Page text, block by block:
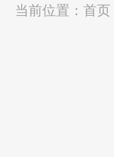
当前位置：首页